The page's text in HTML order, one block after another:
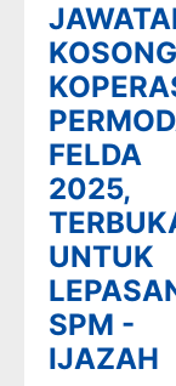
KOSONG
FELDA
2025,
UNTUK
SPM -
IJAZAH